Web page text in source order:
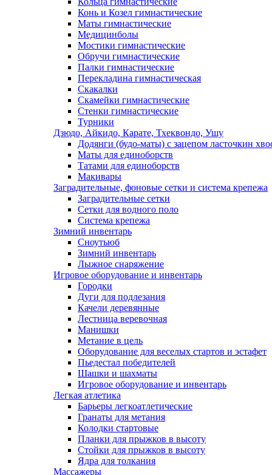
Конь и Козел гимнастические
Маты гимнастические
Медицинболы
Мостики гимнастические
Обручи гимнастические
Палки гимнастические
Перекладина гимнастическая
Скакалки
Скамейки гимнастические
Стенки гимнастические
Турники
Дзюдо, Айкидо, Карате, Тхеквондо, Ушу
Додянги (будо-маты) с зацепом ласточкин
Маты для единоборств
Татами для единоборств
Макивары
Заградительные, фоновые сетки и система крепежа
Заградительные сетки
Сетки для водного поло
Система крепежа
Зимний инвентарь
Сноутьюб
Зимний инвентарь
Лыжное снаряжение
Игровое оборудование и инвентарь
Городки
Дуги для подлезания
Качели деревянные
Лестница веревочная
Манишки
Метание в цель
Оборудование для веселых стартов и эстафет
Пьедестал победителей
Шашки и шахматы
Игровое оборудование и инвентарь
Легкая атлетика
Барьеры легкоатлетические
Гранаты для метания
Колодки стартовые
Планки для прыжков в высоту
Стойки для прыжков в высоту
Ядра для толкания
Массажеры